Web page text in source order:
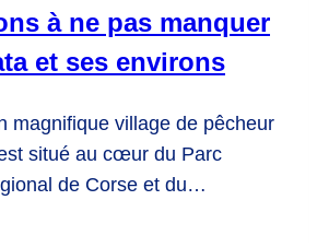
à ne pas manquer
et ses environs
magnifique village de pêcheur
situé au cœur du Parc
de Corse et du…